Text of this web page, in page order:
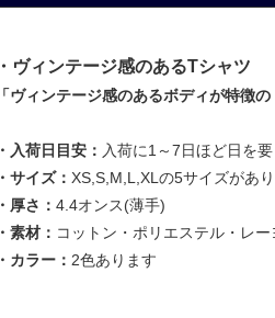
・ヴィンテージ感のあるTシャツ
「ヴィンテージ感のあるボディが特徴
・入荷日目安： 入荷に1～7日ほど日を
・サイズ： XS,S,M,L,XLの5サイズがあ
・厚さ： 4.4オンス(薄手)
・素材： コットン・ポリエステル・レ
・カラー： 2色あります